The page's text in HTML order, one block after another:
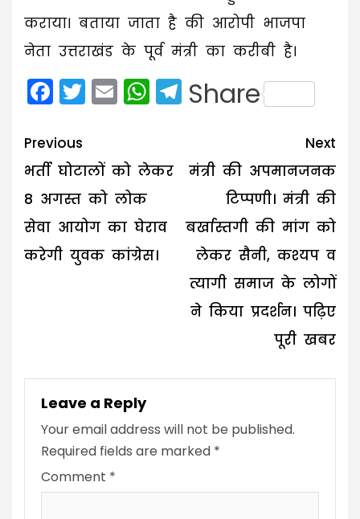
कराया। बताया जाता है की आरोपी भाजपा
नेता उत्तराखंड के पूर्व मंत्री का करीबी है।
Facebook
Twitter
EmailWhatsApp
Telegram
Share
Post
navigation
Previous
भर्ती घोटालों को लेकर
8 अगस्त को लोक
सेवा आयोग का घेराव
करेगी युवक कांग्रेस।
Next
मंत्री की अपमानजनक
टिप्पणी। मंत्री की
बर्खास्तगी की मांग को
लेकर सैनी, कश्यप व
त्यागी समाज के लोगों
ने किया प्रदर्शन। पढ़िए
पूरी खबर
Leave a Reply
Your email address will not be published.
Required fields are marked *
Comment *